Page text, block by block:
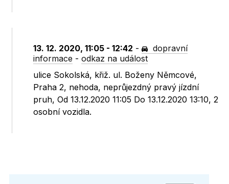
13. 12. 2020, 11:05 - 12:42 -
dopravní
informace -odkaz na událost
ulice Sokolská, křiž. ul. Boženy Němcové,
Praha 2, nehoda, neprůjezdný pravý jízdní
pruh, Od 13.12.2020 11:05 Do 13.12.2020 13:10, 2
osobní vozidla.